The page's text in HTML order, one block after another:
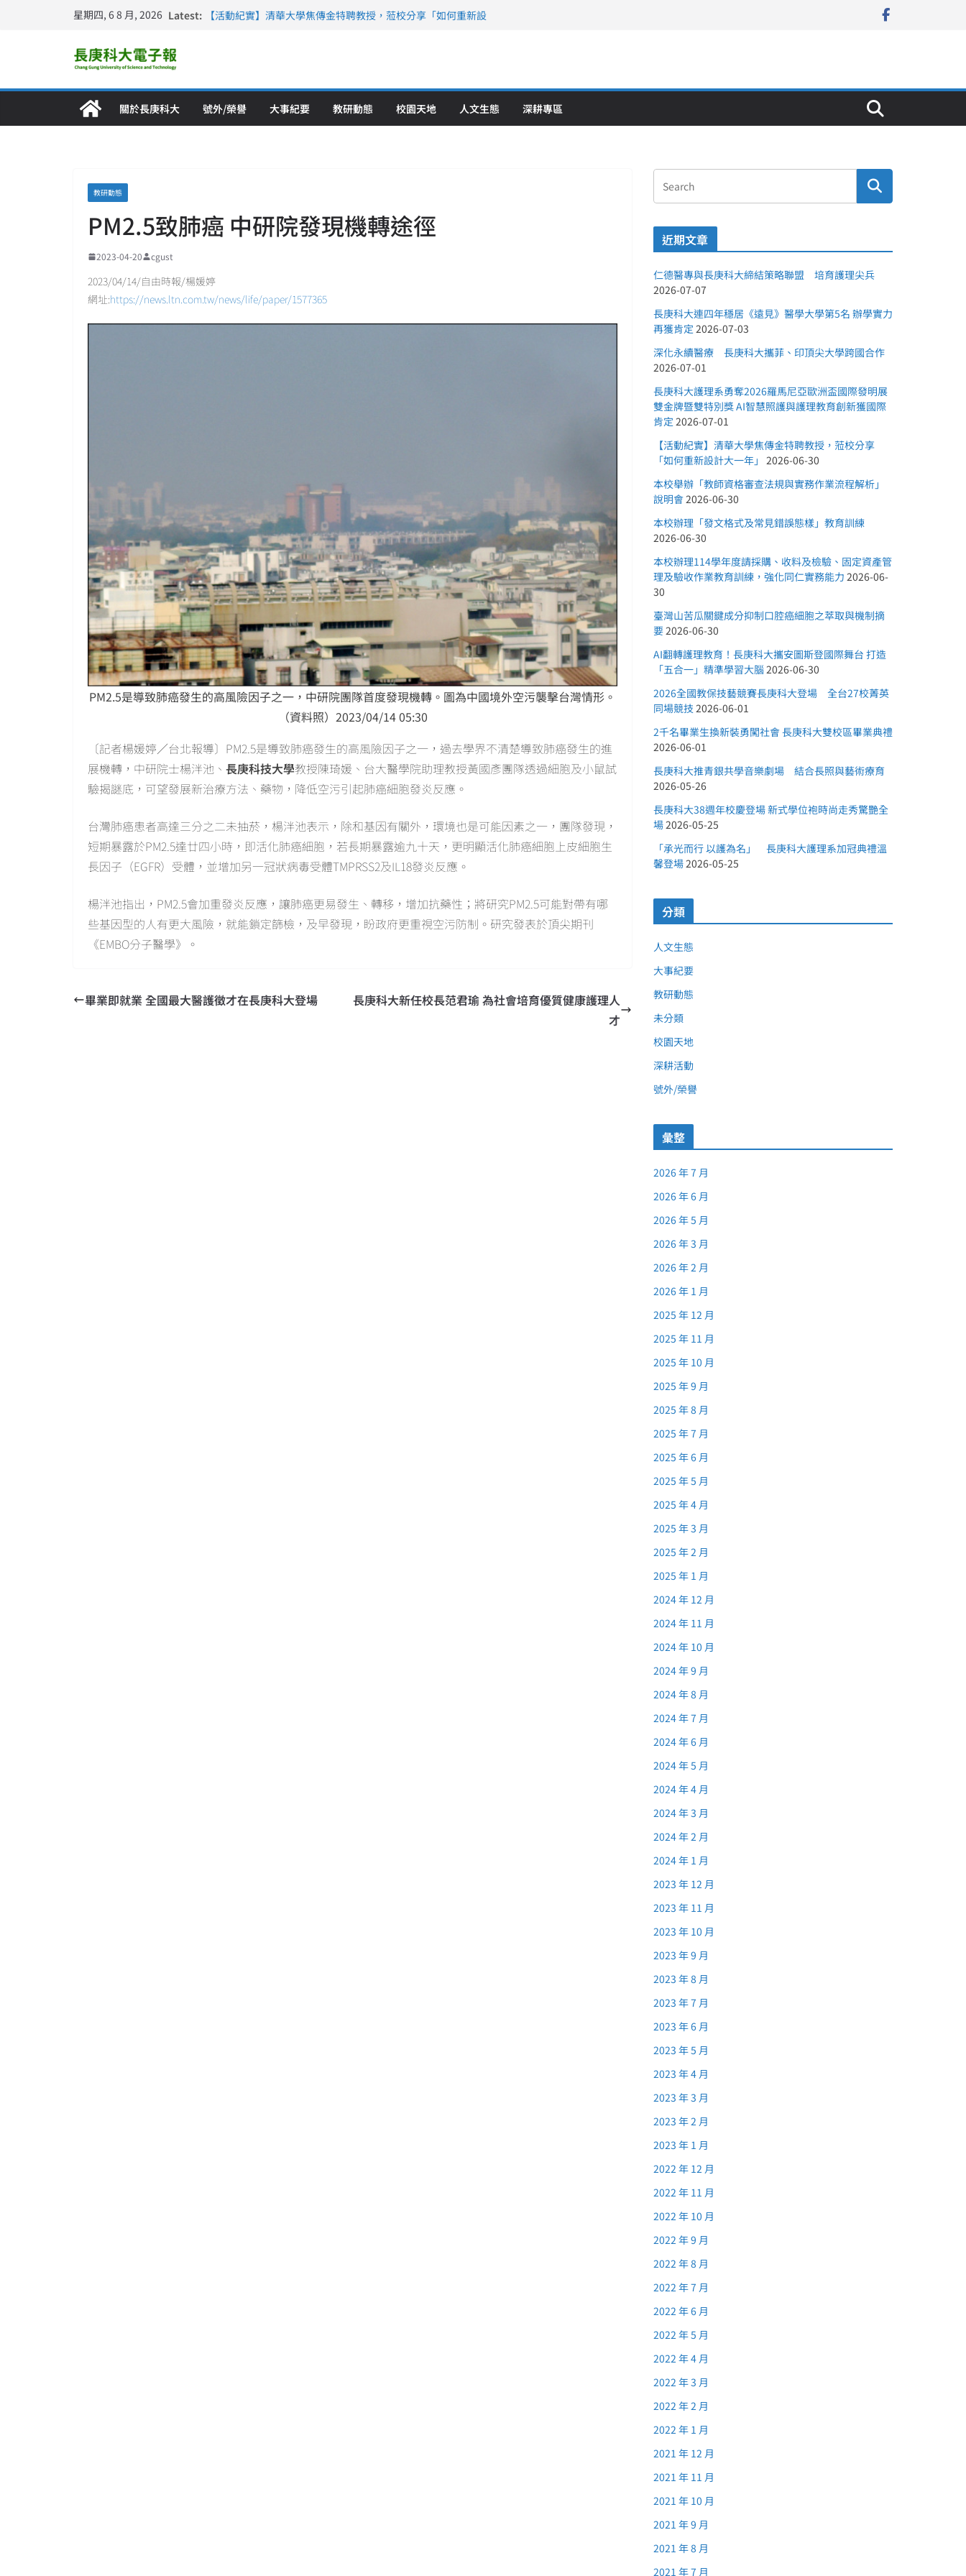
星期四, 6 8 月, 2026 Latest:
【活動紀實】清華大學焦傳金特聘教授，蒞校分享「如何重新設
長庚科大護理系勇奪2026羅馬尼亞歐洲盃國際發明展雙金牌暨雙
特別獎 AI智慧照護與護理教育創新獲國際肯定
關於長庚科大 號外/榮譽 大事紀要 教研動態 校園天地 人文生態 深耕專區
教研動態
PM2.5致肺癌 中研院發現機轉途徑
2023-04-20 cgust
2023/04/14/自由時報/楊媛婷
網址:https://news.ltn.com.tw/news/life/paper/1577365
PM2.5是導致肺癌發生的高風險因子之一，中研院團隊首度發現機轉。圖為中國境外空污襲擊台灣情形。
（資料照）2023/04/14 05:30
〔記者楊媛婷／台北報導〕PM2.5是導致肺癌發生的高風險因子之一，過去學界不清楚導致肺癌發生的進
展機轉，中研院士楊泮池、 長庚科技大學教授陳琦媛、台大醫學院助理教授黃國彥團隊透過細胞及小鼠試
驗揭謎底，可望發展新治療方法、藥物，降低空污引起肺癌細胞發炎反應。
台灣肺癌患者高達三分之二未抽菸，楊泮池表示，除和基因有關外，環境也是可能因素之一，團隊發現，
短期暴露於PM2.5達廿四小時，即活化肺癌細胞，若長期暴露逾九十天，更明顯活化肺癌細胞上皮細胞生
長因子（EGFR）受體，並增加另一冠狀病毒受體TMPRSS2及IL18發炎反應。
楊泮池指出，PM2.5會加重發炎反應，讓肺癌更易發生、轉移，增加抗藥性；將研究PM2.5可能對帶有哪
些基因型的人有更大風險，就能鎖定篩檢，及早發現，盼政府更重視空污防制。研究發表於頂尖期刊
《EMBO分子醫學》。
畢業即就業 全國最大醫護徵才在長庚科大登場
長庚科大新任校長范君瑜 為社會培育優質健康護理人
才
近期文章
仁德醫專與長庚科大締結策略聯盟 培育護理尖兵
2026-07-07
長庚科大連四年穩居《遠見》醫學大學第5名 辦學實力
再獲肯定 2026-07-03
深化永續醫療 長庚科大攜菲、印頂尖大學跨國合作
2026-07-01
長庚科大護理系勇奪2026羅馬尼亞歐洲盃國際發明展
雙金牌暨雙特別獎 AI智慧照護與護理教育創新獲國際
肯定 2026-07-01
【活動紀實】清華大學焦傳金特聘教授，蒞校分享
「如何重新設計大一年」 2026-06-30
本校舉辦「教師資格審查法規與實務作業流程解析」
說明會2026-06-30
本校辦理「發文格式及常見錯誤態樣」教育訓練
2026-06-30
本校辦理114學年度請採購、收料及檢驗、固定資產管
理及驗收作業教育訓練，強化同仁實務能力 2026-06-
30
臺灣山苦瓜關鍵成分抑制口腔癌細胞之萃取與機制摘
要2026-06-30
AI翻轉護理教育！長庚科大攜安圖斯登國際舞台 打造
「五合一」精準學習大腦 2026-06-30
2026全國教保技藝競賽長庚科大登場 全台27校菁英
同場競技 2026-06-01
2千名畢業生換新裝勇闖社會 長庚科大雙校區畢業典禮
2026-06-01
長庚科大推青銀共學音樂劇場 結合長照與藝術療育
2026-05-26
長庚科大38週年校慶登場 新式學位袍時尚走秀驚艷全
場2026-05-25
「承光而行 以護為名」 長庚科大護理系加冠典禮溫
馨登場2026-05-25
分類
人文生態
大事紀要
教研動態
未分類
校園天地
深耕活動
號外/榮譽
彙整
2026 年 7 月
2026 年 6 月
2026 年 5 月
2026 年 3 月
2026 年 2 月
2026 年 1 月
2025 年 12 月
2025 年 11 月
2025 年 10 月
2025 年 9 月
2025 年 8 月
2025 年 7 月
2025 年 6 月
2025 年 5 月
2025 年 4 月
2025 年 3 月
2025 年 2 月
2025 年 1 月
2024 年 12 月
2024 年 11 月
2024 年 10 月
2024 年 9 月
2024 年 8 月
2024 年 7 月
2024 年 6 月
2024 年 5 月
2024 年 4 月
2024 年 3 月
2024 年 2 月
2024 年 1 月
2023 年 12 月
2023 年 11 月
2023 年 10 月
2023 年 9 月
2023 年 8 月
2023 年 7 月
2023 年 6 月
2023 年 5 月
2023 年 4 月
2023 年 3 月
2023 年 2 月
2023 年 1 月
2022 年 12 月
2022 年 11 月
2022 年 10 月
2022 年 9 月
2022 年 8 月
2022 年 7 月
2022 年 6 月
2022 年 5 月
2022 年 4 月
2022 年 3 月
2022 年 2 月
2022 年 1 月
2021 年 12 月
2021 年 11 月
2021 年 10 月
2021 年 9 月
2021 年 8 月
2021 年 7 月